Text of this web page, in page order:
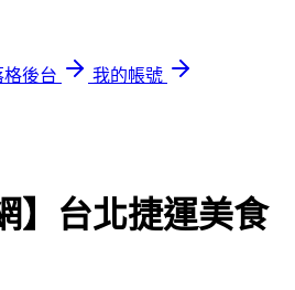
後台
我的帳號
】台北捷運美食